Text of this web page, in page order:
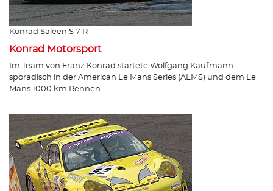
Konrad Saleen S 7 R
Konrad Motorsport
Im Team von Franz Konrad startete Wolfgang Kaufmann
sporadisch in der American Le Mans Series (ALMS) und dem Le
Mans 1000 km Rennen.